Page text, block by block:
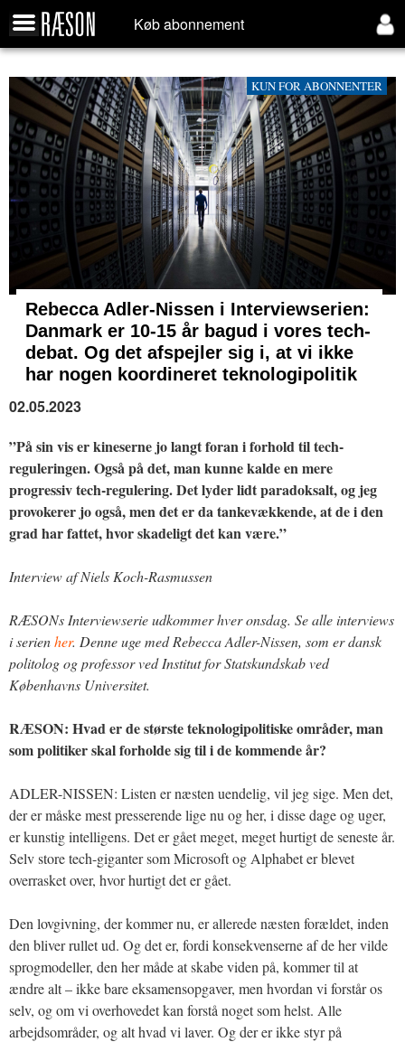
Køb abonnement
KUN FOR ABONNENTER
Rebecca Adler-Nissen i Interviewserien:
Danmark er 10-15 år bagud i vores tech-
debat. Og det afspejler sig i, at vi ikke
har nogen koordineret teknologipolitik
02.05.2023
”På sin vis er kineserne jo langt foran i forhold til tech-
reguleringen. Også på det, man kunne kalde en mere
progressiv tech-regulering. Det lyder lidt paradoksalt, og jeg
provokerer jo også, men det er da tankevækkende, at de i den
grad har fattet, hvor skadeligt det kan være.”
Interview af Niels Koch-Rasmussen
RÆSONs Interviewserie udkommer hver onsdag. Se alle interviews
i serienher. Denne uge med Rebecca Adler-Nissen, som er dansk
politolog og professor ved Institut for Statskundskab ved
Københavns Universitet.
RÆSON: Hvad er de største teknologipolitiske områder, man
som politiker skal forholde sig til i de kommende år?
ADLER-NISSEN: Listen er næsten uendelig, vil jeg sige. Men det,
der er måske mest presserende lige nu og her, i disse dage og uger,
er kunstig intelligens. Det er gået meget, meget hurtigt de seneste år.
Selv store tech-giganter som Microsoft og Alphabet er blevet
overrasket over, hvor hurtigt det er gået.
Den lovgivning, der kommer nu, er allerede næsten forældet, inden
den bliver rullet ud. Og det er, fordi konsekvenserne af de her vilde
sprogmodeller, den her måde at skabe viden på, kommer til at
ændre alt – ikke bare eksamensopgaver, men hvordan vi forstår os
selv, og om vi overhovedet kan forstå noget som helst. Alle
arbejdsområder, og alt hvad vi laver. Og der er ikke styr på